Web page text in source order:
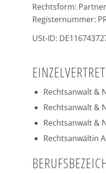
Rechtsform:
Registernummer:
USt-ID:
Rechtsanwalt &
Rechtsanwalt &
Rechtsanwalt &
Rechtsanwältin